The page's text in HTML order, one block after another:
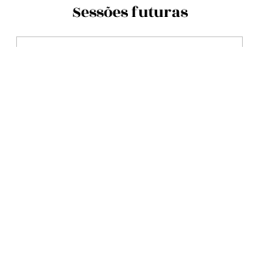
Sessões futuras